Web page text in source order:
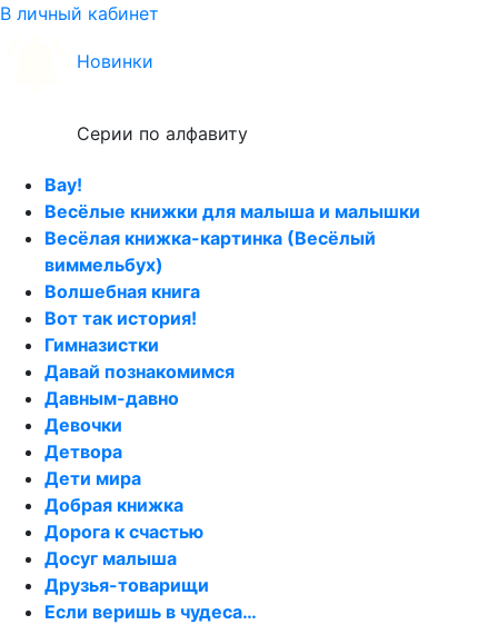
В личный кабинет
Новинки
Серии по алфавиту
Вау!
Весёлые книжки для малыша и малышки
Весёлая книжка-картинка (Весёлый
виммельбух)
Волшебная книга
Вот так история!
Гимназистки
Давай познакомимся
Давным-давно
Девочки
Детвора
Дети мира
Добрая книжка
Дорога к счастью
Досуг малыша
Друзья-товарищи
Если веришь в чудеса…